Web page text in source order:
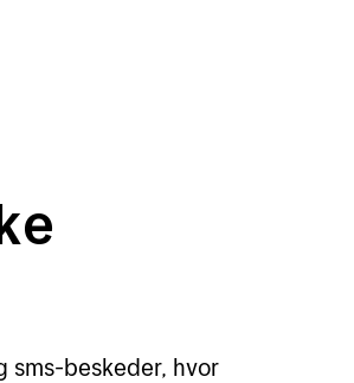
beskeder, hvor